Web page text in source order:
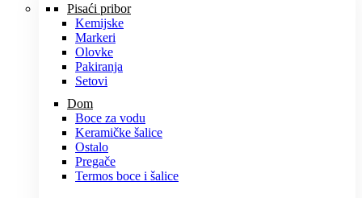
Pisaći pribor
Kemijske
Markeri
Olovke
Pakiranja
Setovi
Dom
Boce za vodu
Keramičke šalice
Ostalo
Pregače
Termos boce i šalice